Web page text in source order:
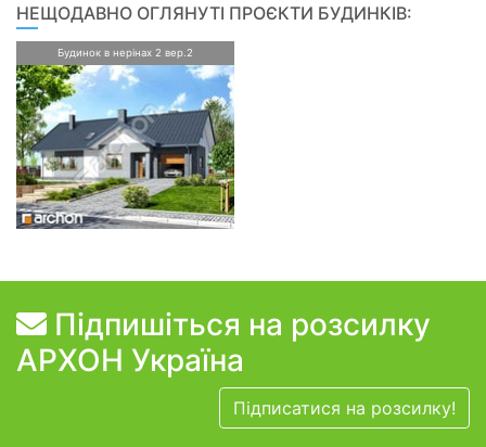
НЕЩОДАВНО ОГЛЯНУТІ ПРОЄКТИ БУДИНКІВ:
Будинок в нерінах 2 вер.2
Підпишіться на розсилку
АРХОН Україна
Підписатися на розсилку!